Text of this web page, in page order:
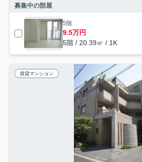
募集中の部屋
5階
9.5万円
5階 / 20.39㎡ / 1K
賃貸マンション